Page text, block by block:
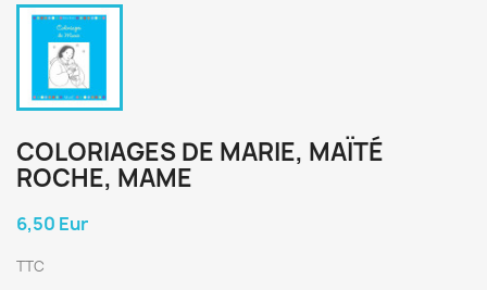
COLORIAGES DE MARIE, MAÏTÉ
ROCHE, MAME
6,50 Eur
TTC